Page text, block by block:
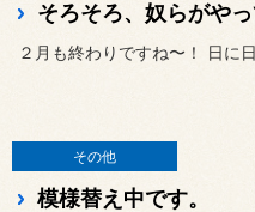
そろそろ、奴らがや
２月も終わりですね〜！ 日に
その他
模様替え中です。